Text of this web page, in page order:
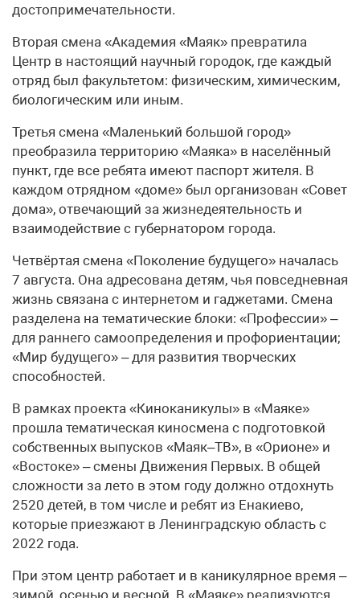
достопримечательности.
Вторая смена «Академия «Маяк» превратила
Центр в настоящий научный городок, где каждый
отряд был факультетом: физическим, химическим,
биологическим или иным.
Третья смена «Маленький большой город»
преобразила территорию «Маяка» в населённый
пункт, где все ребята имеют паспорт жителя. В
каждом отрядном «доме» был организован «Совет
дома», отвечающий за жизнедеятельность и
взаимодействие с губернатором города.
Четвёртая смена «Поколение будущего» началась
7 августа. Она адресована детям, чья повседневная
жизнь связана с интернетом и гаджетами. Смена
разделена на тематические блоки: «Профессии» –
для раннего самоопределения и профориентации;
«Мир будущего» – для развития творческих
способностей.
В рамках проекта «Киноканикулы» в «Маяке»
прошла тематическая киносмена с подготовкой
собственных выпусков «Маяк–ТВ», в «Орионе» и
«Востоке» – смены Движения Первых. В общей
сложности за лето в этом году должно отдохнуть
2520 детей, в том числе и ребят из Енакиево,
которые приезжают в Ленинградскую область с
2022 года.
При этом центр работает и в каникулярное время –
зимой, осенью и весной. В «Маяке» реализуются